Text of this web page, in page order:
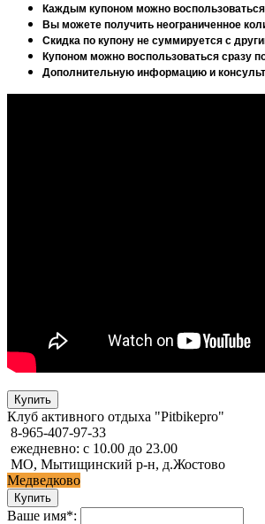
Каждым купоном можно воспользоваться
Вы можете получить неограниченное
Скидка по купону не суммируется с
Купоном можно воспользоваться сразу
Дополнительную информацию и
Клуб активного отдыха "Pitbikepro"
8-965-407-97-33
ежедневно: с 10.00 до 23.00
МО, Мытищинский р-н, д.Жостово
Медведково
Ваше имя*: